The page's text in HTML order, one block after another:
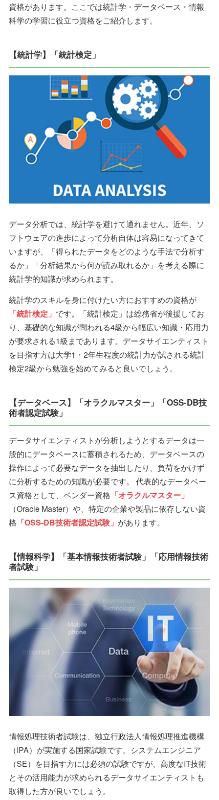
資格があります。ここでは統計学・データベース・情報
科学の学習に役立つ資格をご紹介します。
【統計学】「統計検定」
データ分析では、統計学を避けて通れません。近年、ソ
フトウェアの進歩によって分析自体は容易になってきて
いますが、「得られたデータをどのような手法で分析す
るか」「分析結果から何が読み取れるか」を考える際に
統計学的知識が求められます。
統計学のスキルを身に付けたい方におすすめの資格が
「統計検定」 です。「統計検定」は総務省が後援してお
り、基礎的な知識が問われる4級から幅広い知識・応用力
が要求される1級まであります。データサイエンティスト
を目指す方は大学1・2年生程度の統計力が試される統計
検定2級から勉強を始めてみると良いでしょう。
【データベース】「オラクルマスター」「OSS-DB技
術者認定試験」
データサイエンティストが分析しようとするデータは一
般的にデータベースに蓄積されるため、データベースの
操作によって必要なデータを抽出したり、負荷をかけず
に分析するための知識が必要です。 代表的なデータベー
ス資格として、ベンダー資格 「オラクルマスター」
（Oracle Master）や、特定の企業や製品に依存しない資
格 「OSS-DB技術者認定試験」 があります。
【情報科学】「基本情報技術者試験」「応用情報技術
者試験」
情報処理技術者試験は、独立行政法人情報処理推進機構
（IPA）が実施する国家試験です。システムエンジニア
（SE）を目指す方には必須の試験ですが、高度なIT技術
とその活用能力が求められるデータサイエンティストも
取得した方が良いでしょう。